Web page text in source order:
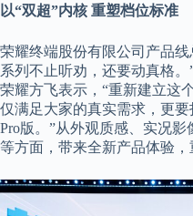
以“双超”内核 重塑档位标准
荣耀终端股份有限公司产品
系列不止听劝，还要动真格。
荣耀方飞表示，“重新建立这
仅满足大家的真实需求，更
Pro版。”从外观质感、实况
等方面，带来全新产品体验，